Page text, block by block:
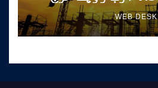
WEB DESK